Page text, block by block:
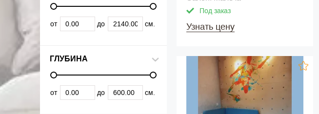
от до см.
ГЛУБИНА
от до см.
Под заказ
Узнать цену